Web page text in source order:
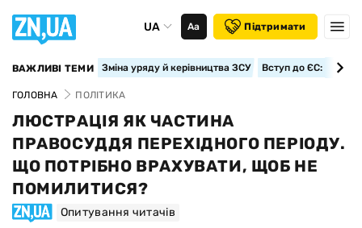
UA Аа Підтримати
ВАЖЛИВІ ТЕМИ Зміна уряду й керівництва ЗСУ Вступ до ЄС:
ГОЛОВНА ПОЛІТИКА
ЛЮСТРАЦІЯ ЯК ЧАСТИНА
ПРАВОСУДДЯ ПЕРЕХІДНОГО ПЕРІОДУ.
ЩО ПОТРІБНО ВРАХУВАТИ, ЩОБ НЕ
ПОМИЛИТИСЯ?
Опитування читачів